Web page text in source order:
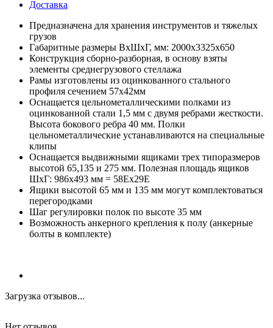
Доставка
Предназначена для хранения инструментов и тяжелых
грузов
Габаритные размеры ВхШхГ, мм: 2000x3325x650
Конструкция сборно-разборная, в основу взяты
элементы среднегрузового стеллажа
Рамы изготовлены из оцинкованного стального
профиля сечением 57x42мм
Оснащается цельнометаллическими полками из
оцинкованной стали 1,5 мм с двумя ребрами жесткости.
Высота бокового ребра 40 мм. Полки
цельнометаллические устанавливаются на специальные
клипы
Оснащается выдвижными ящиками трех типоразмеров
высотой 65,135 и 275 мм. Полезная площадь ящиков
ШхГ: 986x493 мм = 58Ех29Е
Ящики высотой 65 мм и 135 мм могут комплектоваться
перегородками
Шаг регулировки полок по высоте 35 мм
Возможность анкерного крепления к полу (анкерные
болты в комплекте)
Загрузка отзывов...